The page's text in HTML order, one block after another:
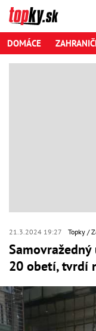
DOMÁCE
21.3.2024 19:27 Topky
20 obetí, tvrdí